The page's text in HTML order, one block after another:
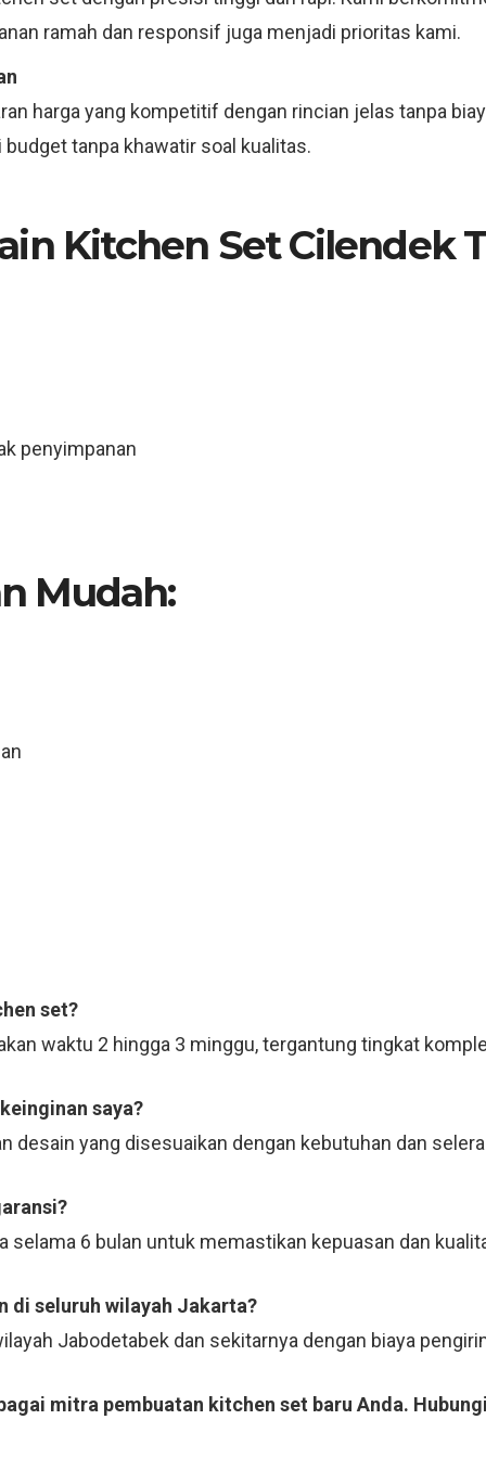
ramah dan responsif juga menjadi prioritas kami.
harga yang kompetitif dengan rincian jelas tanpa
tanpa khawatir soal kualitas.
Kitchen Set Cilendek
penyimpanan
Mudah:
set?
waktu 2 hingga 3 minggu, tergantung tingkat
saya?
desain yang disesuaikan dengan kebutuhan dan
selama 6 bulan untuk memastikan kepuasan dan
di seluruh wilayah Jakarta?
Jabodetabek dan sekitarnya dengan biaya
mitra pembuatan kitchen set baru Anda.